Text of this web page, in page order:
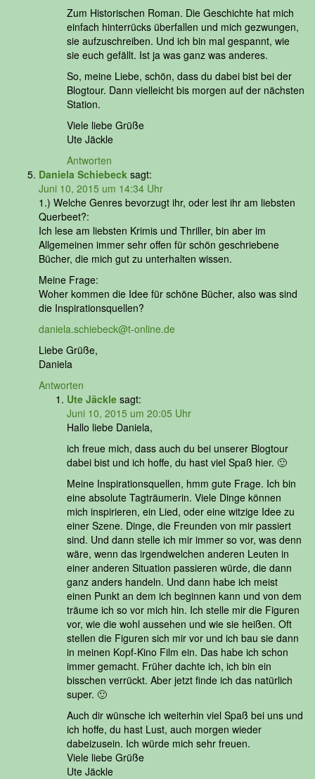
Zum Historischen Roman. Die Geschichte hat mich
einfach hinterrücks überfallen und mich gezwungen,
sie aufzuschreiben. Und ich bin mal gespannt, wie
sie euch gefällt. Ist ja was ganz was anderes.
So, meine Liebe, schön, dass du dabei bist bei der
Blogtour. Dann vielleicht bis morgen auf der nächsten
Station.
Viele liebe Grüße
Ute Jäckle
Antworten
Daniela Schiebeck sagt:
Juni 10, 2015 um 14:34 Uhr
1.) Welche Genres bevorzugt ihr, oder lest ihr am liebsten
Querbeet?:
Ich lese am liebsten Krimis und Thriller, bin aber im
Allgemeinen immer sehr offen für schön geschriebene
Bücher, die mich gut zu unterhalten wissen.
Meine Frage:
Woher kommen die Idee für schöne Bücher, also was sind
die Inspirationsquellen?
daniela.schiebeck@t-online.de
Liebe Grüße,
Daniela
Antworten
Ute Jäckle sagt:
Juni 10, 2015 um 20:05 Uhr
Hallo liebe Daniela,
ich freue mich, dass auch du bei unserer Blogtour
dabei bist und ich hoffe, du hast viel Spaß hier. 🙂
Meine Inspirationsquellen, hmm gute Frage. Ich bin
eine absolute Tagträumerin. Viele Dinge können
mich inspirieren, ein Lied, oder eine witzige Idee zu
einer Szene. Dinge, die Freunden von mir passiert
sind. Und dann stelle ich mir immer so vor, was denn
wäre, wenn das irgendwelchen anderen Leuten in
einer anderen Situation passieren würde, die dann
ganz anders handeln. Und dann habe ich meist
einen Punkt an dem ich beginnen kann und von dem
träume ich so vor mich hin. Ich stelle mir die Figuren
vor, wie die wohl aussehen und wie sie heißen. Oft
stellen die Figuren sich mir vor und ich bau sie dann
in meinen Kopf-Kino Film ein. Das habe ich schon
immer gemacht. Früher dachte ich, ich bin ein
bisschen verrückt. Aber jetzt finde ich das natürlich
super. 🙂
Auch dir wünsche ich weiterhin viel Spaß bei uns und
ich hoffe, du hast Lust, auch morgen wieder
dabeizusein. Ich würde mich sehr freuen.
Viele liebe Grüße
Ute Jäckle